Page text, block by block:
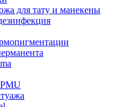
для тату и манекены